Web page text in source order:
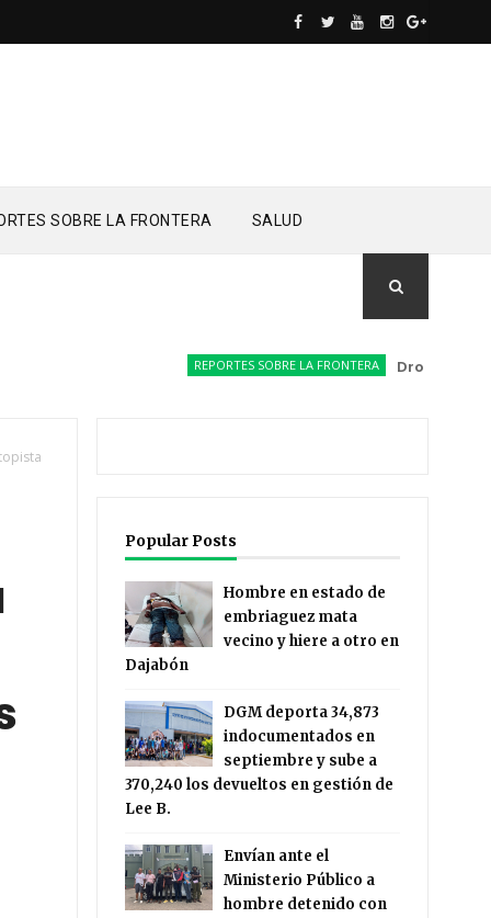
SOBRE LA FRONTERA SALUD
REPORTES SOBRE LA FRONTERA Drones del
Popular Posts
Hombre en estado de
embriaguez mata
vecino y hiere a otro en
Dajabón
DGM deporta 34,873
indocumentados en
septiembre y sube a
370,240 los devueltos en gestión de
Lee B.
Envían ante el
Ministerio Público a
hombre detenido con